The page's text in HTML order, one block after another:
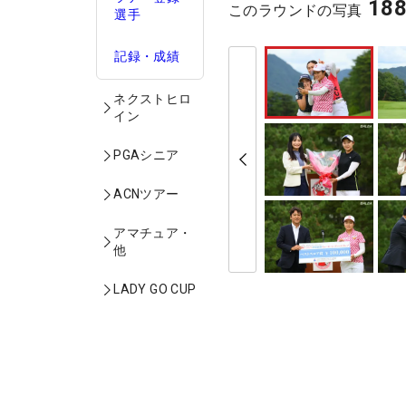
選手
記録・成績
ネクストヒロ
イン
PGAシニア
ACNツアー
アマチュア・
他
LADY GO CUP
このラウンドの写真